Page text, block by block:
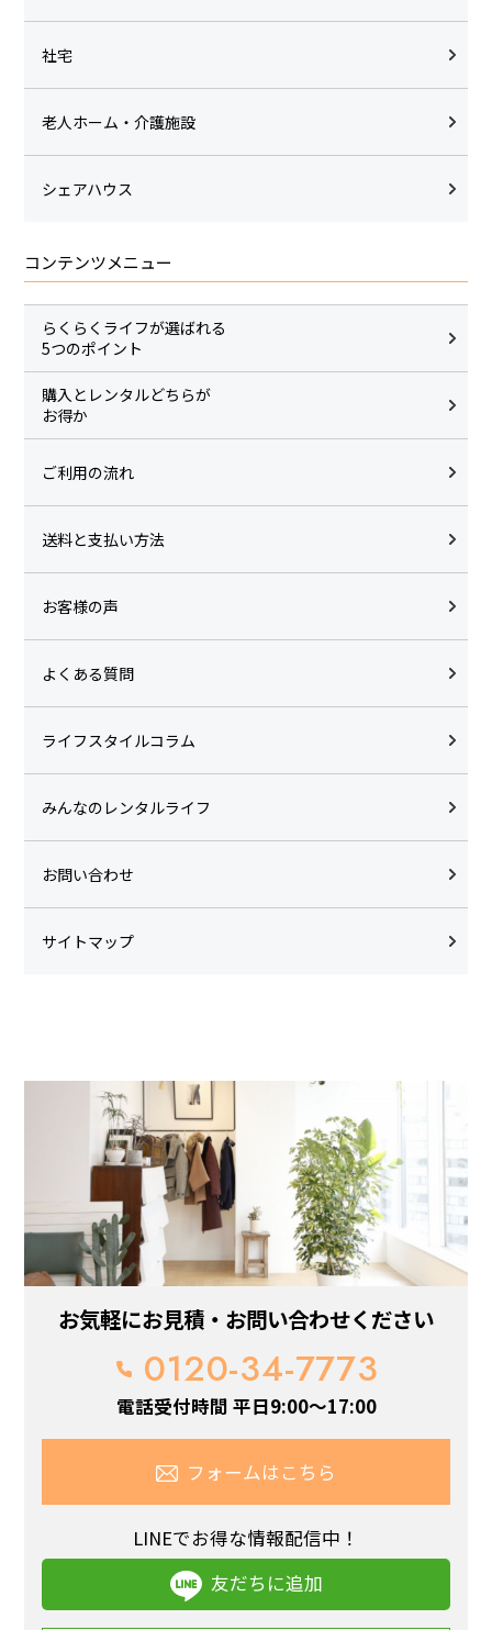
社宅
老人ホーム・介護施設
シェアハウス
コンテンツメニュー
らくらくライフが選ばれる
5つのポイント
購入とレンタルどちらが
お得か
ご利用の流れ
送料と支払い方法
お客様の声
よくある質問
ライフスタイルコラム
みんなのレンタルライフ
お問い合わせ
サイトマップ
お気軽にお見積・お問い合わせください
0120-34-7773
電話受付時間 平日9:00～17:00
フォームはこちら
LINEでお得な情報配信中！
友だちに追加